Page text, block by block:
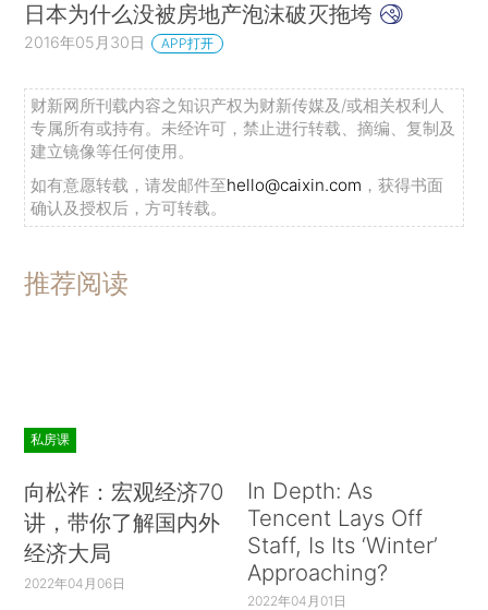
日本为什么没被房地产泡沫破灭拖垮
2016年05月30日 APP打开
财新网所刊载内容之知识产权为财新传媒及/或相关权利人
专属所有或持有。未经许可，禁止进行转载、摘编、复制及
建立镜像等任何使用。
如有意愿转载，请发邮件至hello@caixin.com ，获得书面
确认及授权后，方可转载。
推荐阅读
私房课
向松祚：宏观经济70
讲，带你了解国内外
经济大局
2022年04月06日
In Depth: As
Tencent Lays Off
Staff, Is Its ‘Winter’
Approaching?
2022年04月01日